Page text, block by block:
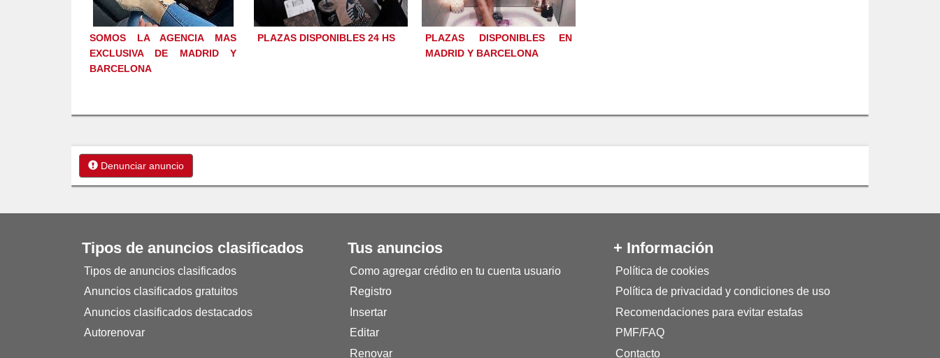
SOMOS LA AGENCIA MAS
EXCLUSIVA DE MADRID Y
BARCELONA
PLAZAS DISPONIBLES 24 HS
PLAZAS DISPONIBLES EN
MADRID Y BARCELONA
Denunciar anuncio
Tipos de anuncios clasificados
Tipos de anuncios clasificados
Anuncios clasificados gratuitos
Anuncios clasificados destacados
Autorenovar
Tus anuncios
Como agregar crédito en tu cuenta usuario
Registro
Insertar
Editar
Renovar
+ Información
Política de cookies
Política de privacidad y condiciones de uso
Recomendaciones para evitar estafas
PMF/FAQ
Contacto